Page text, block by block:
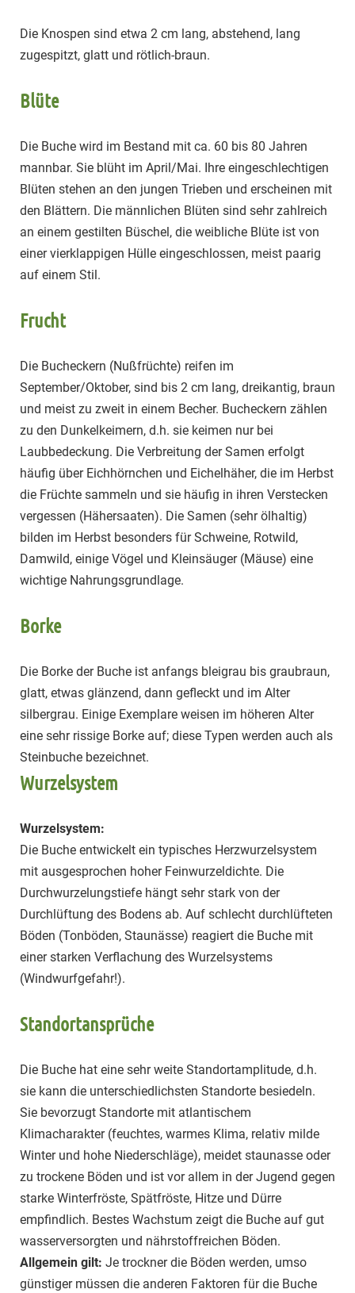
Die Knospen sind etwa 2 cm lang, abstehend, lang
zugespitzt, glatt und rötlich-braun.
Blüte
Die Buche wird im Bestand mit ca. 60 bis 80 Jahren
mannbar. Sie blüht im April/Mai. Ihre eingeschlechtigen
Blüten stehen an den jungen Trieben und erscheinen mit
den Blättern. Die männlichen Blüten sind sehr zahlreich
an einem gestilten Büschel, die weibliche Blüte ist von
einer vierklappigen Hülle eingeschlossen, meist paarig
auf einem Stil.
Frucht
Die Bucheckern (Nußfrüchte) reifen im
September/Oktober, sind bis 2 cm lang, dreikantig, braun
und meist zu zweit in einem Becher. Bucheckern zählen
zu den Dunkelkeimern, d.h. sie keimen nur bei
Laubbedeckung. Die Verbreitung der Samen erfolgt
häufig über Eichhörnchen und Eichelhäher, die im Herbst
die Früchte sammeln und sie häufig in ihren Verstecken
vergessen (Hähersaaten). Die Samen (sehr ölhaltig)
bilden im Herbst besonders für Schweine, Rotwild,
Damwild, einige Vögel und Kleinsäuger (Mäuse) eine
wichtige Nahrungsgrundlage.
Borke
Die Borke der Buche ist anfangs bleigrau bis graubraun,
glatt, etwas glänzend, dann gefleckt und im Alter
silbergrau. Einige Exemplare weisen im höheren Alter
eine sehr rissige Borke auf; diese Typen werden auch als
Steinbuche bezeichnet.
Wurzelsystem
Wurzelsystem:
Die Buche entwickelt ein typisches Herzwurzelsystem
mit ausgesprochen hoher Feinwurzeldichte. Die
Durchwurzelungstiefe hängt sehr stark von der
Durchlüftung des Bodens ab. Auf schlecht durchlüfteten
Böden (Tonböden, Staunässe) reagiert die Buche mit
einer starken Verflachung des Wurzelsystems
(Windwurfgefahr!).
Standortansprüche
Die Buche hat eine sehr weite Standortamplitude, d.h.
sie kann die unterschiedlichsten Standorte besiedeln.
Sie bevorzugt Standorte mit atlantischem
Klimacharakter (feuchtes, warmes Klima, relativ milde
Winter und hohe Niederschläge), meidet staunasse oder
zu trockene Böden und ist vor allem in der Jugend gegen
starke Winterfröste, Spätfröste, Hitze und Dürre
empfindlich. Bestes Wachstum zeigt die Buche auf gut
wasserversorgten und nährstoffreichen Böden.
Allgemein gilt: Je trockner die Böden werden, umso
günstiger müssen die anderen Faktoren für die Buche